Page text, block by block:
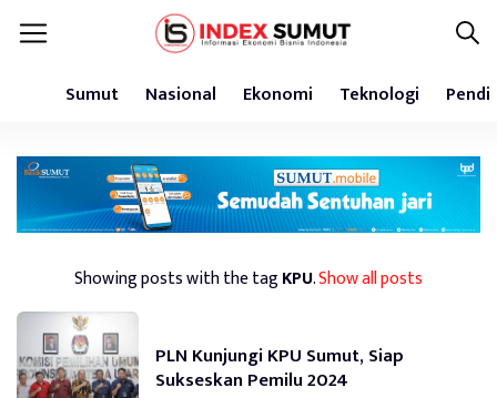
Sumut Nasional Ekonomi Teknologi
Showing posts with the tagKPU.Show all posts
PLN Kunjungi KPU Sumut, Siap
Sukseskan Pemilu 2024